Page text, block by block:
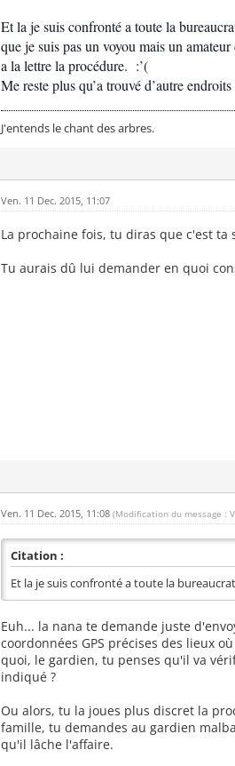
Et la je suis confronté a toute la
que je suis pas un voyou mais un
a la lettre la procédure. :’(
Me reste plus qu’a trouvé d’autre
J'entends le chant des arbres.
Ven. 11 Dec. 2015, 11:07
La prochaine fois, tu diras que c'est ta
Tu aurais dû lui demander en quoi
Ven. 11 Dec. 2015, 11:08 (Modification du message :
Citation :
Et la je suis confronté a toute la
Euh... la nana te demande juste
coordonnées GPS précises des lieux
quoi, le gardien, tu penses qu'il va
indiqué ?
Ou alors, tu la joues plus discret la
famille, tu demandes au gardien
qu'il lâche l'affaire.